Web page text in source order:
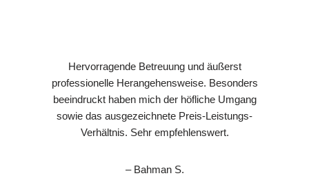
Hervorragende Betreuung und äußerst
professionelle Herangehensweise. Besonders
beeindruckt haben mich der höfliche Umgang
sowie das ausgezeichnete Preis-Leistungs-
Verhältnis. Sehr empfehlenswert.
– Bahman S.